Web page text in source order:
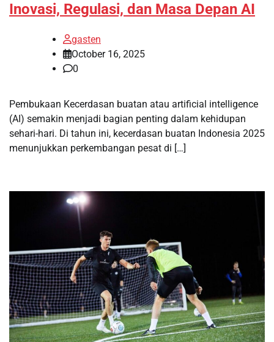
Inovasi, Regulasi, dan Masa Depan AI
gasten
October 16, 2025
0
Pembukaan Kecerdasan buatan atau artificial intelligence
(AI) semakin menjadi bagian penting dalam kehidupan
sehari-hari. Di tahun ini, kecerdasan buatan Indonesia 2025
menunjukkan perkembangan pesat di […]